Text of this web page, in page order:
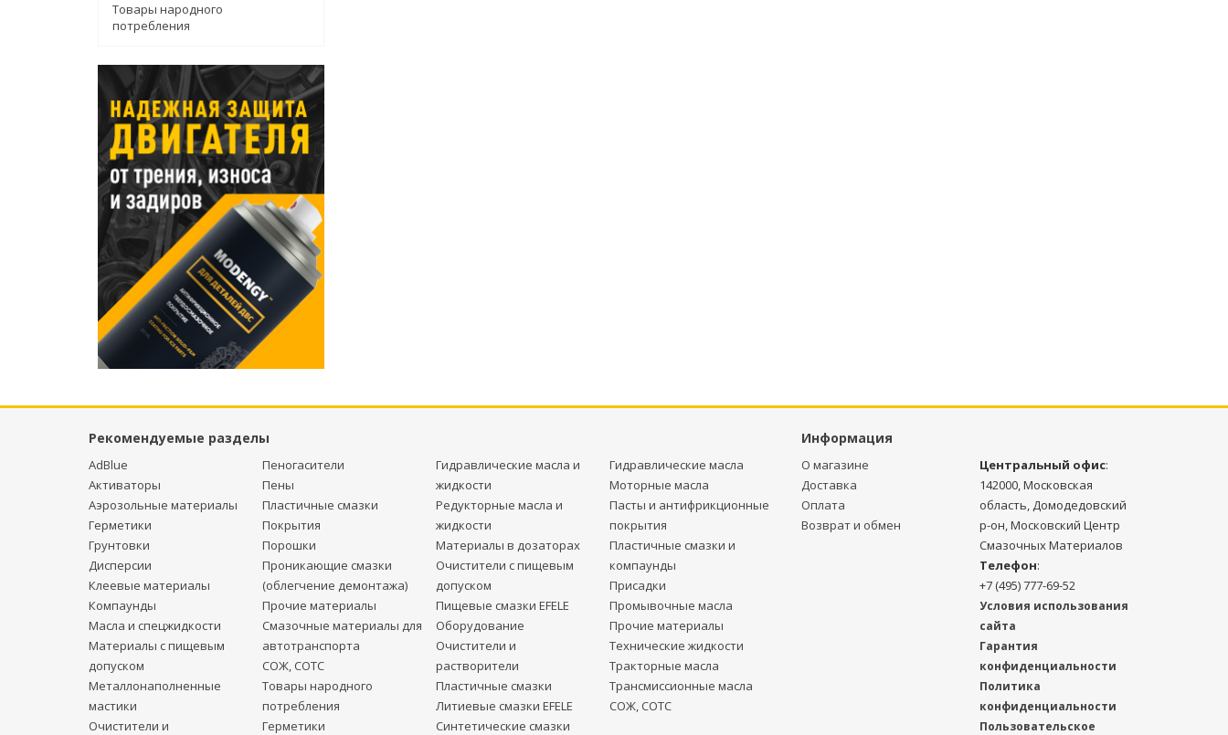
Товары народного
потребления
Рекомендуемые разделы Информация
AdBlue
Активаторы
Аэрозольные материалы
Герметики
Грунтовки
Дисперсии
Клеевые материалы
Компаунды
Масла и спецжидкости
Материалы с пищевым
допуском
Металлонаполненные
мастики
Очистители и
Пеногасители
Пены
Пластичные смазки
Покрытия
Порошки
Проникающие смазки
(облегчение демонтажа)
Прочие материалы
Смазочные материалы для
автотранспорта
СОЖ, СОТС
Товары народного
потребления
Герметики
Гидравлические масла и
жидкости
Редукторные масла и
жидкости
Материалы в дозаторах
Очистители с пищевым
допуском
Пищевые смазки EFELE
Оборудование
Очистители и
растворители
Пластичные смазки
Литиевые смазки EFELE
Синтетические смазки
Гидравлические масла
Моторные масла
Пасты и антифрикционные
покрытия
Пластичные смазки и
компаунды
Присадки
Промывочные масла
Прочие материалы
Технические жидкости
Тракторные масла
Трансмиссионные масла
СОЖ, СОТС
О магазине
Доставка
Оплата
Возврат и обмен
Центральный офис:
142000, Московская
область, Домодедовский
р-он, Московский Центр
Смазочных Материалов
Телефон:
+7 (495) 777-69-52
Условия использования
сайта
Гарантия
конфиденциальности
Политика
конфиденциальности
Пользовательское